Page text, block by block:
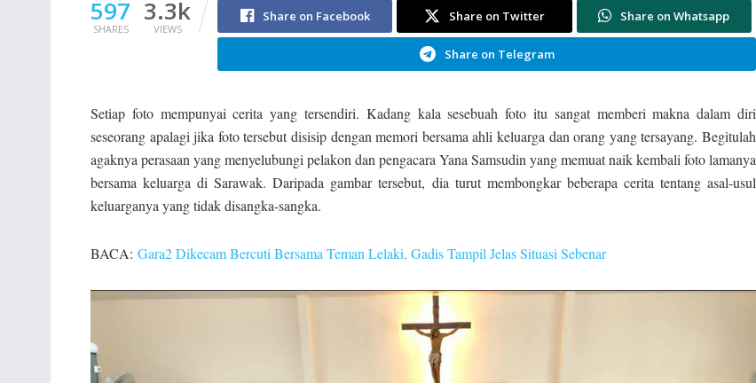
597
SHARES
3.3k
VIEWS
Share on Facebook Share on Twitter Share on Whatsapp
Share on Telegram
Setiap foto mempunyai cerita yang tersendiri. Kadang kala sesebuah foto itu sangat memberi makna dalam diri
seseorang apalagi jika foto tersebut disisip dengan memori bersama ahli keluarga dan orang yang tersayang. Begitulah
agaknya perasaan yang menyelubungi pelakon dan pengacara Yana Samsudin yang memuat naik kembali foto lamanya
bersama keluarga di Sarawak. Daripada gambar tersebut, dia turut membongkar beberapa cerita tentang asal-usul
keluarganya yang tidak disangka-sangka.
BACA: Gara2 Dikecam Bercuti Bersama Teman Lelaki, Gadis Tampil Jelas Situasi Sebenar